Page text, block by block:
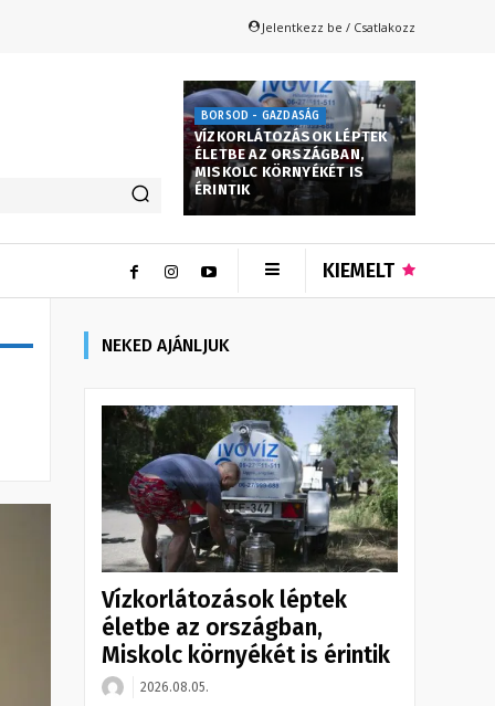
Jelentkezz be / Csatlakozz
BORSOD - GAZDASÁG
VÍZKORLÁTOZÁSOK LÉPTEK
ÉLETBE AZ ORSZÁGBAN,
MISKOLC KÖRNYÉKÉT IS
ÉRINTIK
KIEMELT
NEKED AJÁNLJUK
Vízkorlátozások léptek
életbe az országban,
Miskolc környékét is érintik
2026.08.05.